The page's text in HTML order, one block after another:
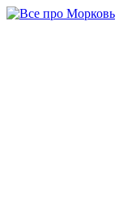
Перейти